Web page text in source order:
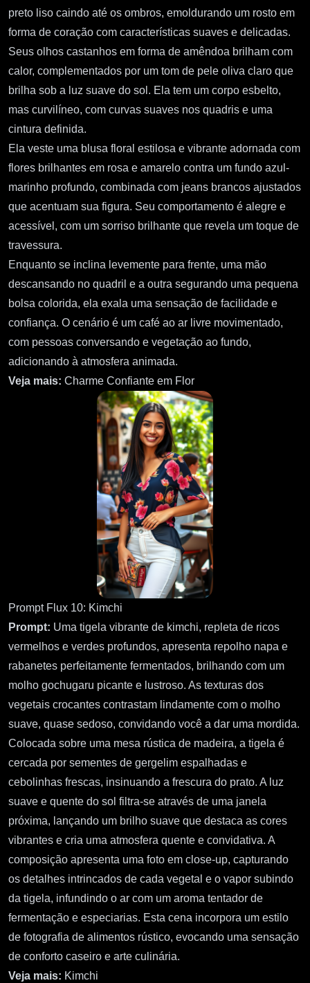
preto liso caindo até os ombros, emoldurando um rosto em
forma de coração com características suaves e delicadas.
Seus olhos castanhos em forma de amêndoa brilham com
calor, complementados por um tom de pele oliva claro que
brilha sob a luz suave do sol. Ela tem um corpo esbelto,
mas curvilíneo, com curvas suaves nos quadris e uma
cintura definida.
Ela veste uma blusa floral estilosa e vibrante adornada com
flores brilhantes em rosa e amarelo contra um fundo azul-
marinho profundo, combinada com jeans brancos ajustados
que acentuam sua figura. Seu comportamento é alegre e
acessível, com um sorriso brilhante que revela um toque de
travessura.
Enquanto se inclina levemente para frente, uma mão
descansando no quadril e a outra segurando uma pequena
bolsa colorida, ela exala uma sensação de facilidade e
confiança. O cenário é um café ao ar livre movimentado,
com pessoas conversando e vegetação ao fundo,
adicionando à atmosfera animada.
Veja mais: Charme Confiante em Flor
Prompt Flux 10: Kimchi
Prompt: Uma tigela vibrante de kimchi, repleta de ricos
vermelhos e verdes profundos, apresenta repolho napa e
rabanetes perfeitamente fermentados, brilhando com um
molho gochugaru picante e lustroso. As texturas dos
vegetais crocantes contrastam lindamente com o molho
suave, quase sedoso, convidando você a dar uma mordida.
Colocada sobre uma mesa rústica de madeira, a tigela é
cercada por sementes de gergelim espalhadas e
cebolinhas frescas, insinuando a frescura do prato. A luz
suave e quente do sol filtra-se através de uma janela
próxima, lançando um brilho suave que destaca as cores
vibrantes e cria uma atmosfera quente e convidativa. A
composição apresenta uma foto em close-up, capturando
os detalhes intrincados de cada vegetal e o vapor subindo
da tigela, infundindo o ar com um aroma tentador de
fermentação e especiarias. Esta cena incorpora um estilo
de fotografia de alimentos rústico, evocando uma sensação
de conforto caseiro e arte culinária.
Veja mais: Kimchi